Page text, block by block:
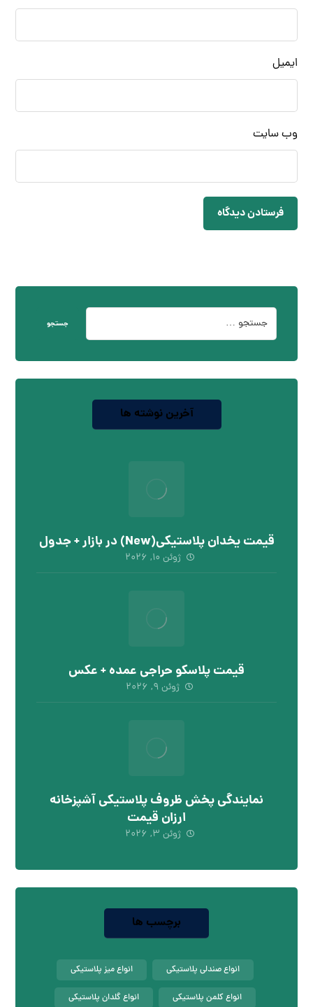
ایمیل
وب‌ سایت
فرستادن دیدگاه
جستجو
آخرین نوشته ها
قیمت یخدان پلاستیکی(New) در بازار + جدول
ژوئن ۱۰, ۲۰۲۶
قیمت پلاسکو حراجی عمده + عکس
ژوئن ۹, ۲۰۲۶
نمایندگی پخش ظروف پلاستیکی آشپزخانه
ارزان قیمت
ژوئن ۳, ۲۰۲۶
برچسب ها
انواع صندلی پلاستیکی انواع میز پلاستیکی
انواع کلمن پلاستیکی انواع گلدان پلاستیکی